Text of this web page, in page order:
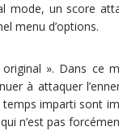
un score
menu d’options.
». Dans ce
à attaquer
imparti sont
n’est pas